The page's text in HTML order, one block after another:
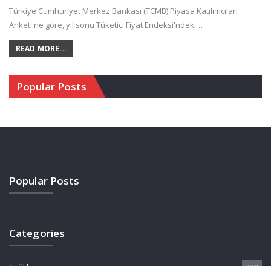
Türkiye Cumhuriyet Merkez Bankası (TCMB) Piyasa Katılımcıları
Anketi'ne göre, yıl sonu Tüketici Fiyat Endeksi'ndeki…
READ MORE...
Popular Posts
Popular Posts
Categories